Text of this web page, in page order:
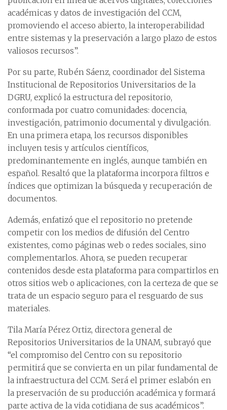
académicas y datos de investigación del CCM,
promoviendo el acceso abierto, la interoperabilidad
entre sistemas y la preservación a largo plazo de estos
valiosos recursos”.
Por su parte, Rubén Sáenz, coordinador del Sistema
Institucional de Repositorios Universitarios de la
DGRU, explicó la estructura del repositorio,
conformada por cuatro comunidades: docencia,
investigación, patrimonio documental y divulgación.
En una primera etapa, los recursos disponibles
incluyen tesis y artículos científicos,
predominantemente en inglés, aunque también en
español. Resaltó que la plataforma incorpora filtros e
índices que optimizan la búsqueda y recuperación de
documentos.
Además, enfatizó que el repositorio no pretende
competir con los medios de difusión del Centro
existentes, como páginas web o redes sociales, sino
complementarlos. Ahora, se pueden recuperar
contenidos desde esta plataforma para compartirlos en
otros sitios web o aplicaciones, con la certeza de que se
trata de un espacio seguro para el resguardo de sus
materiales.
Tila María Pérez Ortiz, directora general de
Repositorios Universitarios de la UNAM, subrayó que
“el compromiso del Centro con su repositorio
permitirá que se convierta en un pilar fundamental de
la infraestructura del CCM. Será el primer eslabón en
la preservación de su producción académica y formará
parte activa de la vida cotidiana de sus académicos”.